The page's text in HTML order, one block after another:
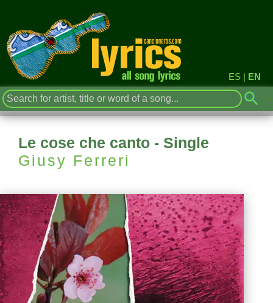
ES | EN
Le cose che canto - Single
Giusy Ferreri